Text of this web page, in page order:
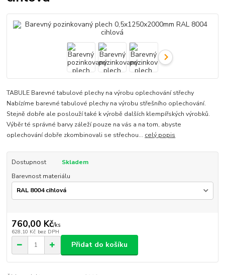
TABULE Barevné tabulové plechy na výrobu oplechování střechy
Nabízíme barevné tabulové plechy na výrobu střešního oplechování.
Stejně dobře ale poslouží také k výrobě dalších klempířských výrobků.
Výběr té správné barvy záleží pouze na vás a na tom, abyste
oplechování dobře zkombinovali se střechou... celý popis
Dostupnost
Skladem
Barevnost materiálu
760,00 Kč/ks
628,10 Kč bez DPH
Přidat do košíku